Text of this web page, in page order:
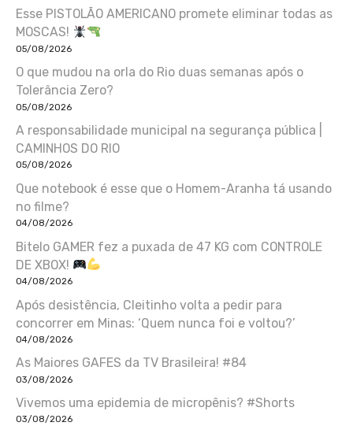
Esse PISTOLÃO AMERICANO promete eliminar todas as
MOSCAS!
05/08/2026
O que mudou na orla do Rio duas semanas após o
Tolerância Zero?
05/08/2026
A responsabilidade municipal na segurança pública |
CAMINHOS DO RIO
05/08/2026
Que notebook é esse que o Homem-Aranha tá usando
no filme?
04/08/2026
Bitelo GAMER fez a puxada de 47 KG com CONTROLE
DE XBOX!
04/08/2026
Após desistência, Cleitinho volta a pedir para
concorrer em Minas: ‘Quem nunca foi e voltou?’
04/08/2026
As Maiores GAFES da TV Brasileira! #84
03/08/2026
Vivemos uma epidemia de micropênis? #Shorts
03/08/2026